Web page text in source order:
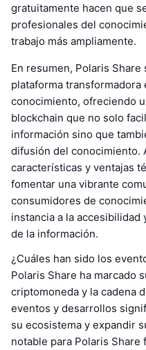
gratuitamente hacen que
profesionales del
trabajo más ampliamente.
En resumen, Polaris
plataforma transformadora
conocimiento, ofreciendo
blockchain que no solo
información sino que
difusión del conocimiento.
características y ventajas
fomentar una vibrante
consumidores de
instancia a la accesibilidad
de la información.
¿Cuáles han sido los
Polaris Share ha marcado
criptomoneda y la cadena
eventos y desarrollos
su ecosistema y expandir
notable para Polaris